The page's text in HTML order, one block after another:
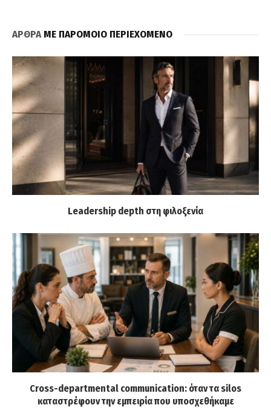
ΑΡΘΡΑΜΕ ΠΑΡΟΜΟΙΟ ΠΕΡΙΕΧΟΜΕΝΟ
Leadership depth στη φιλοξενία
Cross-departmental communication: όταν τα silos
καταστρέφουν την εμπειρία που υποσχεθήκαμε